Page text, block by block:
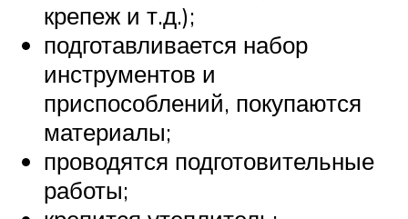
крепеж и т.д.);
подготавливается набор
инструментов и
приспособлений, покупаются
материалы;
проводятся подготовительные
работы;